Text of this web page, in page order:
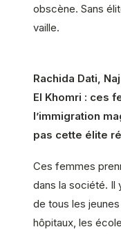
obscène. Sans
vaille.
Rachida Dati,
El Khomri : ces
l’immigration
pas cette élite
Ces femmes
dans la société. Il
de tous les
hôpitaux, les